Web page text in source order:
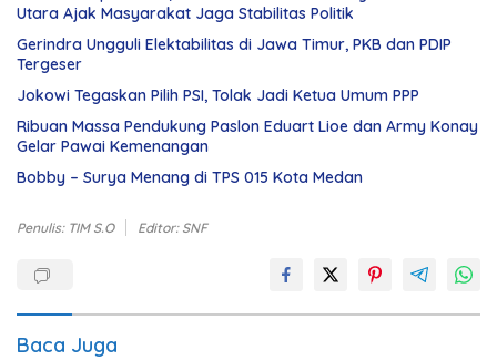
Utara Ajak Masyarakat Jaga Stabilitas Politik
Gerindra Ungguli Elektabilitas di Jawa Timur, PKB dan PDIP
Tergeser
Jokowi Tegaskan Pilih PSI, Tolak Jadi Ketua Umum PPP
Ribuan Massa Pendukung Paslon Eduart Lioe dan Army Konay
Gelar Pawai Kemenangan
Bobby – Surya Menang di TPS 015 Kota Medan
Penulis: TIM S.O Editor: SNF
Baca Juga